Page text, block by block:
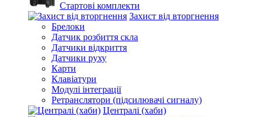
Стартові комплекти
Захист від вторгнення
Брелоки
Датчик розбиття скла
Датчики відкриття
Датчики руху
Карти
Клавіатури
Модулі інтеграції
Ретранслятори (підсилювачі сигналу)
Централі (хаби)